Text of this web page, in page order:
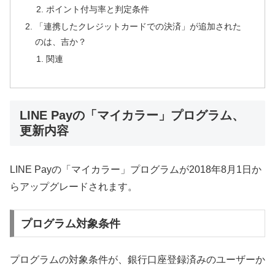
ポイント付与率と判定条件
「連携したクレジットカードでの決済」が追加された
のは、吉か？
関連
LINE Payの「マイカラー」プログラム、
更新内容
LINE Payの「マイカラー」プログラムが2018年8月1日か
らアップグレードされます。
プログラム対象条件
プログラムの対象条件が、銀行口座登録済みのユーザーか